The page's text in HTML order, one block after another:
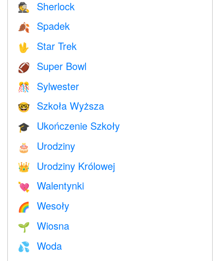
🕵️ Sherlock
🍂 Spadek
🖖 Star Trek
🏈 Super Bowl
🎊 Sylwester
🤓 Szkoła Wyższa
🎓 Ukończenie Szkoły
🎂 Urodziny
👑 Urodziny Królowej
💘 Walentynki
🌈 Wesoły
🌱 Wiosna
💦 Woda